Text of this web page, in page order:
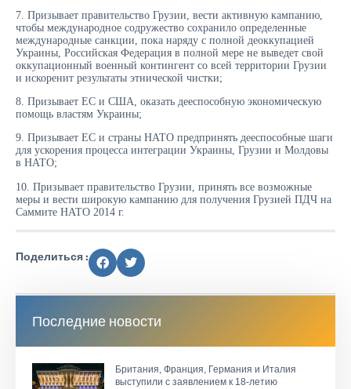
7. Призывает правительство Грузии, вести активную кампанию,
чтобы международное содружество сохранило определенные
международные санкции, пока наряду с полной деоккупацией
Украины, Российская Федерация в полной мере не выведет свой
оккупационный военный контингент со всей территории Грузии
и искоренит результаты этнической чистки;
8. Призывает ЕС и США, оказать дееспособную экономическую
помощь властям Украины;
9. Призывает ЕС и страны НАТО предпринять дееспособные шаги
для ускорения процесса интеграции Украины, Грузии и Молдовы
в НАТО;
10. Призывает правительство Грузии, принять все возможные
меры и вести широкую кампанию для получения Грузией ПДЧ на
Саммите НАТО 2014 г.
Поделиться :
Последние новости
Британия, Франция, Германия и Италия
выступили с заявлением к 18-летию